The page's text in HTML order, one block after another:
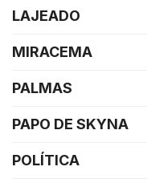
LAJEADO
MIRACEMA
PALMAS
PAPO DE SKYNA
POLÍTICA